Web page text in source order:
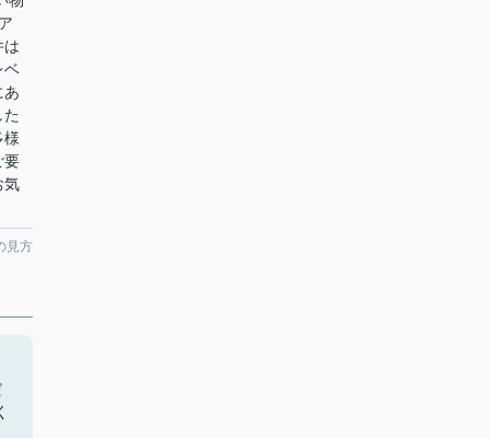
は
ベ
あ
様
要
気
見方